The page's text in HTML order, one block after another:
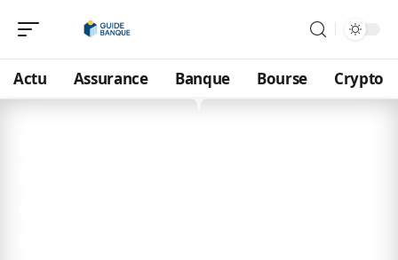
Actu Assurance Banque Bourse Crypto